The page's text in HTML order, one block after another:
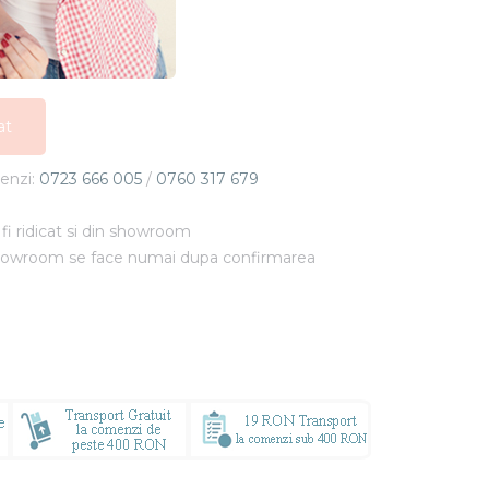
0723 666 005 / 0760 317 679
ridicat si din showroom
se face numai dupa confirmarea